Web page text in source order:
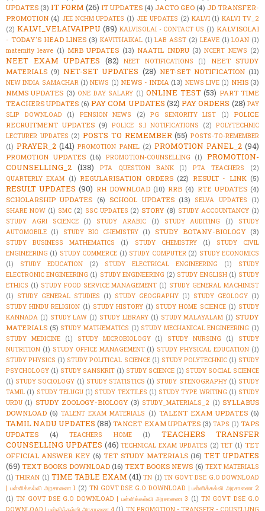
UPDATES (3) IT FORM (26) IT UPDATES (4) JACTO GEO (4) JD TRANSFER-
PROMOTION (4) JEE NCHM UPDATES (1) JEE UPDATES (2) KALVI (1) KALVI TV_2
(2) KALVI_VELAIVAIPPU (89) KALVISOLAI - CONTACT US (1) KALVISOLAI
- TODAY'S HEAD LINES (3) KAVITHAIKAL (1) LAB ASST (2) LEAVE (1) LOAN (1)
maternity leave (1) MRB UPDATES (13) NAATIL INDRU (3) NCERT NEWS (2)
NEET EXAM UPDATES (82) NEET NOTIFICATIONS (1)
NEET STUDY
MATERIALS (9) NET-SET UPDATES (28) NET-SET NOTIFICATION (11)
NEW INDIA SAMACHAR (1) NEWS (1) NEWS - INDIA (13) NEWS LIVE (1) NHIS (3)
NMMS UPDATES (3) ONE DAY SALARY (1) ONLINE TEST (53) PART TIME
TEACHERS UPDATES (6) PAY COM UPDATES (32) PAY ORDERS (28) PAY
SLIP DOWNLOAD
(1) PENSION NEWS (2) PG SENIORITY LIST (1)
POLICE
RECRUITMENT UPDATES (9) POLICE S.I NOTIFICATIONS (2) POLYTECHNIC
LECTURER UPDATES (2) POSTS TO REMEMBER (55) POSTS-TO-REMEMBER
(1) PRAYER_2 (141) PROMOTION PANEL (2) PROMOTION PANEL_2 (94)
PROMOTION UPDATES (16) PROMOTION-COUNSELLING (1)
PROMOTION-
COUNSELLING_2 (138) PTA QUESTION BANK (1) PTA TEACHERS
(2)
QUARTERLY EXAM (1) REGULARISATION ORDERS (22) RESULT - LINK (5)
RESULT UPDATES (90) RH DOWNLOAD (10) RRB (4) RTE UPDATES (4)
SCHOLARSHIP UPDATES (6) SCHOOL UPDATES (13) SELVA UPDATES
(1)
SHARE NOW (1) SMC (2) SSC UPDATES (2) STORY (8) STUDY ACCOUNTANCY (1)
STUDY AGRI SCIENCE
(1) STUDY ARABIC (1) STUDY AUDITING (1)
STUDY
AUTOMOBILE (1) STUDY BIO CHEMISTRY (1) STUDY BOTANY-BIOLOGY (3)
STUDY BUSINESS MATHEMATICS (1) STUDY CHEMISTRY (1)
STUDY CIVIL
ENGINEERING (1) STUDY COMMERCE (1) STUDY COMPUTER (2) STUDY ECONOMICS
(1)
STUDY EDUCATION (2) STUDY ELECTRICAL ENGINEERING (1)
STUDY
ELECTRONIC ENGINEERING (1) STUDY ENGINEERING (2) STUDY ENGLISH (1) STUDY
ETHICS (1) STUDY FOOD SERVICE MANAGEMENT (1) STUDY GENERAL MACHINIST
(1) STUDY GENERAL STUDIES (1) STUDY GEOGRAPHY (1) STUDY GEOLOGY (1)
STUDY HINDU RELIGION (1) STUDY HISTORY (1) STUDY HOME SCIENCE (1) STUDY
KANNADA (1) STUDY LAW (1) STUDY LIBRARY (1) STUDY MALAYALAM (1) STUDY
MATERIALS (5) STUDY MATHEMATICS (1) STUDY MECHANICAL ENGINEERING (1)
STUDY MEDICINE
(1) STUDY MICROBIOLOGY (1) STUDY NURSING (1)
STUDY
NUTRITION (1) STUDY OFFICE MANAGEMENT (1) STUDY PHYSICAL EDUCATION (1)
STUDY PHYSICS (1) STUDY POLITICAL SCIENCE (1) STUDY POLYTECHNIC (1) STUDY
PSYCHOLOGY (1) STUDY SANSKRIT (1) STUDY SCIENCE (1) STUDY SOCIAL SCIENCE
(1) STUDY SOCIOLOGY (1) STUDY STATISTICS (1) STUDY STENOGRAPHY (1) STUDY
TAMIL (1) STUDY TELUGU (1) STUDY TEXTILES (1) STUDY TYPE WRITING (1) STUDY
URDU (1) STUDY ZOOLOGY-BIOLOGY (3) STUDY_MATERIALS_2 (1) SYLLABUS
DOWNLOAD (6) TALENT EXAM MATERIALS (1) TALENT EXAM UPDATES (6)
TAMIL NADU UPDATES (88) TANCET EXAM UPDATES (3) TAPS (1) TAPS
UPDATES
(4) TEACHERS HOME (1)
TEACHERS TRANSFER
COUNSELLING UPDATES (46) TECHNICAL EXAM UPDATES (2) TET (1) TET
OFFICIAL ANSWER KEY (6) TET STUDY MATERIALS (16) TET UPDATES
(69) TEXT BOOKS DOWNLOAD (16) TEXT BOOKS NEWS (6) TEXT MATERIALS
(1) THIRAN (1) TIME TABLE EXAM (41) TN (1) TN GOVT DSE G.O DOWNLOAD
| பள்ளிக்கல்வி அரசாணை 1 (2) TN GOVT DSE G.O DOWNLOAD | பள்ளிக்கல்வி அரசாணை 2
(1) TN GOVT DSE G.O DOWNLOAD | பள்ளிக்கல்வி அரசாணை 3 (1) TN GOVT DSE G.O
DOWNLOAD | பள்ளிக்கல்வி அரசாணை 4 (1) TN PROMOTION - TRANSFER - COUSELLING